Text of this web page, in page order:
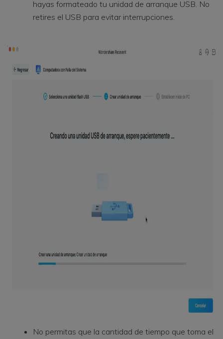
hayas formateado tu unidad de arranque USB. No
retires el USB para evitar interrupciones.
No permitas que la cantidad de tiempo que toma el